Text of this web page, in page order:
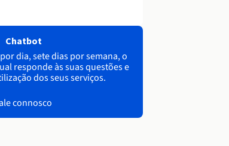
Chatbot
dia, sete dias por semana, o
responde às suas questões e
dos seus serviços.
connosco